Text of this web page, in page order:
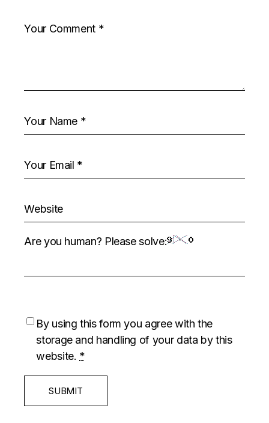
Are you human? Please solve:
By using this form you agree with the
storage and handling of your data by this
website. *
SUBMIT